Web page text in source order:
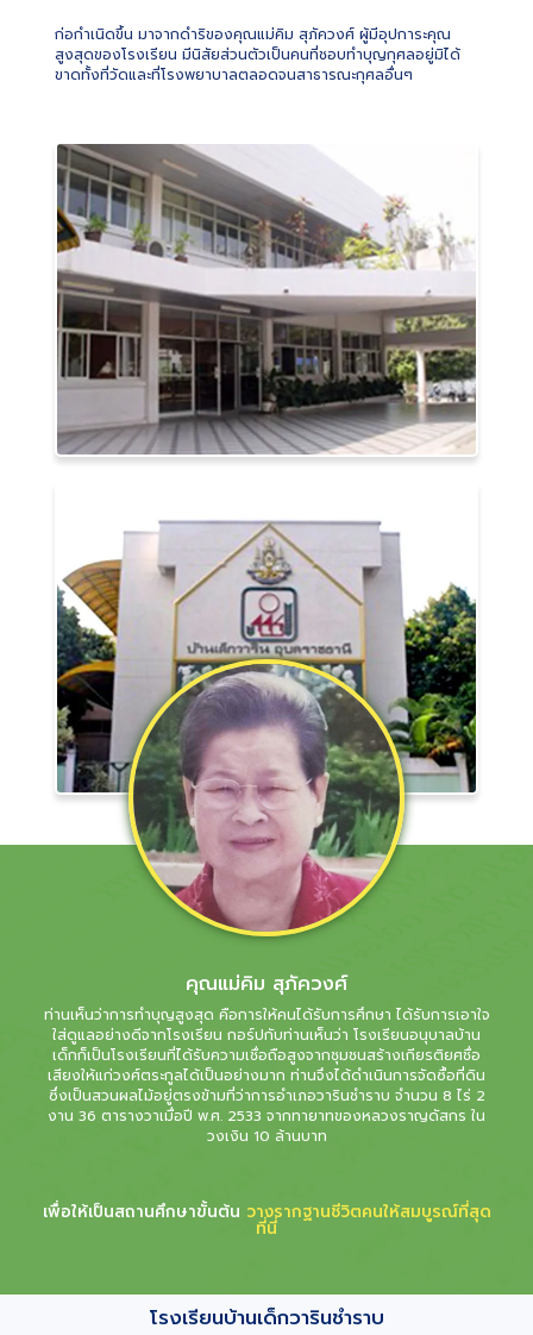
ก่อกำเนิดขึ้น มาจากดำริของคุณแม่คิม สุภัควงศ์ ผู้มีอุปการะคุณ
สูงสุดของโรงเรียน มีนิสัยส่วนตัวเป็นคนที่ชอบทำบุญกุศลอยู่มิได้
ขาดทั้งที่วัดและที่โรงพยาบาลตลอดจนสาธารณะกุศลอื่นๆ
คุณแม่คิม สุภัควงศ์
ท่านเห็นว่าการทำบุญสูงสุด คือการให้คนได้รับการศึกษา ได้รับการเอาใจ
ใส่ดูแลอย่างดีจากโรงเรียน กอร์ปกับท่านเห็นว่า โรงเรียนอนุบาลบ้าน
เด็กก็เป็นโรงเรียนที่ได้รับความเชื่อถือสูงจากชุมชนสร้างเกียรติยศชื่อ
เสียงให้แก่วงศ์ตระกูลได้เป็นอย่างมาก ท่านจึงได้ดำเนินการจัดซื้อที่ดิน
ซึ่งเป็นสวนผลไม้อยู่ตรงข้ามที่ว่าการอำเภอวารินชำราบ จำนวน 8 ไร่ 2
งาน 36 ตารางวาเมื่อปี พ.ศ. 2533 จากทายาทของหลวงราญดัสกร ใน
วงเงิน 10 ล้านบาท
เพื่อให้เป็นสถานศึกษาขั้นต้น วางรากฐานชีวิตคนให้สมบูรณ์ที่สุด
ที่นี่
โรงเรียนบ้านเด็กวารินชำราบ